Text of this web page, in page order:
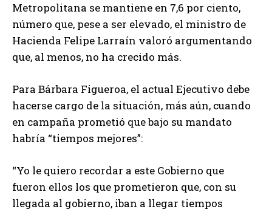
Metropolitana se mantiene en 7,6 por ciento,
número que, pese a ser elevado, el ministro de
Hacienda Felipe Larraín valoró argumentando
que, al menos, no ha crecido más.
Para Bárbara Figueroa, el actual Ejecutivo debe
hacerse cargo de la situación, más aún, cuando
en campaña prometió que bajo su mandato
habría “tiempos mejores”:
“Yo le quiero recordar a este Gobierno que
fueron ellos los que prometieron que, con su
llegada al gobierno, iban a llegar tiempos